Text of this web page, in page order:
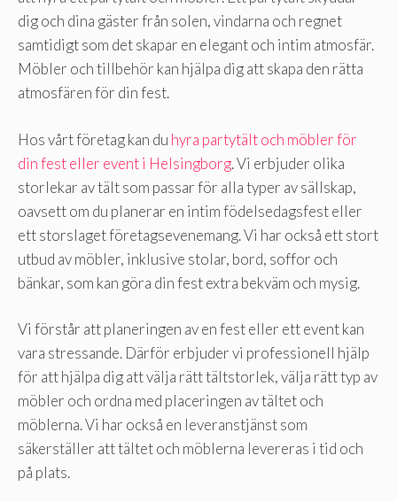
dig och dina gäster från solen, vindarna och regnet
samtidigt som det skapar en elegant och intim atmosfär.
Möbler och tillbehör kan hjälpa dig att skapa den rätta
atmosfären för din fest.
Hos vårt företag kan du hyra partytält och möbler för
din fest eller event i Helsingborg. Vi erbjuder olika
storlekar av tält som passar för alla typer av sällskap,
oavsett om du planerar en intim födelsedagsfest eller
ett storslaget företagsevenemang. Vi har också ett stort
utbud av möbler, inklusive stolar, bord, soffor och
bänkar, som kan göra din fest extra bekväm och mysig.
Vi förstår att planeringen av en fest eller ett event kan
vara stressande. Därför erbjuder vi professionell hjälp
för att hjälpa dig att välja rätt tältstorlek, välja rätt typ av
möbler och ordna med placeringen av tältet och
möblerna. Vi har också en leveranstjänst som
säkerställer att tältet och möblerna levereras i tid och
på plats.